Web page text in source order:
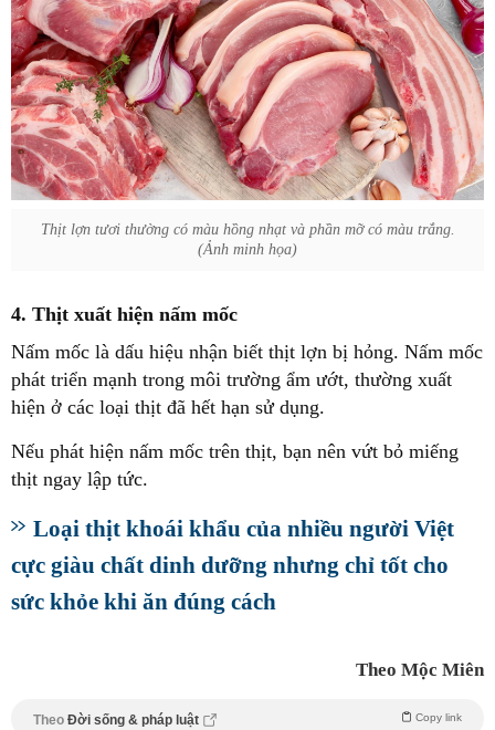
Thịt lợn tươi thường có màu hồng nhạt và phần mỡ có màu trắng.
(Ảnh minh họa)
4. Thịt xuất hiện nấm mốc
Nấm mốc là dấu hiệu nhận biết thịt lợn bị hỏng. Nấm mốc
phát triển mạnh trong môi trường ẩm ướt, thường xuất
hiện ở các loại thịt đã hết hạn sử dụng.
Nếu phát hiện nấm mốc trên thịt, bạn nên vứt bỏ miếng
thịt ngay lập tức.
Loại thịt khoái khẩu của nhiều người Việt
cực giàu chất dinh dưỡng nhưng chỉ tốt cho
sức khỏe khi ăn đúng cách
Theo Mộc Miên
Theo Đời sống & pháp luật Copy link